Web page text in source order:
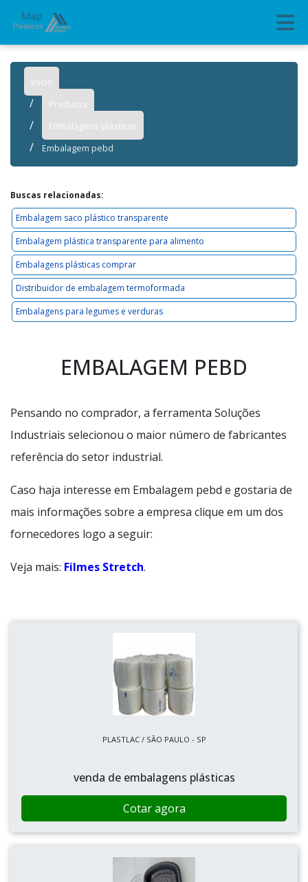
Início
Produtos
Embalagens plásticas
Embalagem pebd
Buscas relacionadas:
Embalagem saco plástico transparente
Embalagem plástica transparente para alimento
Embalagens plásticas comprar
Distribuidor de embalagem termoformada
Embalagens para legumes e verduras
EMBALAGEM PEBD
Pensando no comprador, a ferramenta Soluções
Industriais selecionou o maior número de fabricantes
referência do setor industrial.
Caso haja interesse em Embalagem pebd e gostaria de
mais informações sobre a empresa clique em um dos
fornecedores logo a seguir:
Veja mais: Filmes Stretch.
PLASTLAC / SÃO PAULO - SP
venda de embalagens plásticas
Cotar agora